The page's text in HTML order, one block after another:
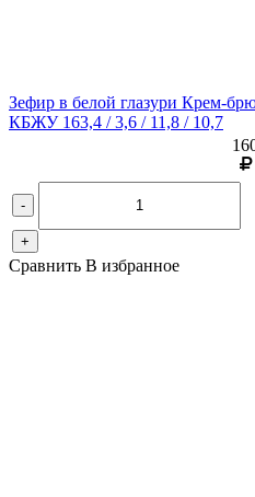
Зефир в белой глазури Крем-
КБЖУ 163,4 / 3,6 / 11,8 / 10,7
-
+
Сравнить В избранное